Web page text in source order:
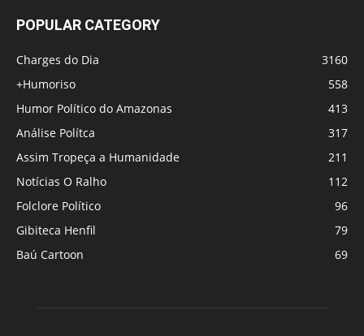
POPULAR CATEGORY
Charges do Dia
3160
+Humoriso
558
Humor Político do Amazonas
413
Análise Polítca
317
Assim Tropeça a Humanidade
211
Notícias O Ralho
112
Folclore Político
96
Gibiteca Henfil
79
Baú Cartoon
69